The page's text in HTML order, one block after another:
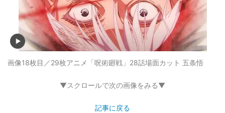
画像18枚目／29枚アニメ「呪術廻戦」28話場面カット 五条悟
▼スクロールで次の画像をみる▼
記事に戻る